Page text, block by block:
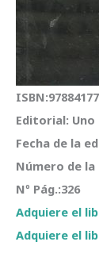
Editorial:
Fecha de la
Número de la
Nº Pág.:326
Adquiere el
Adquiere el